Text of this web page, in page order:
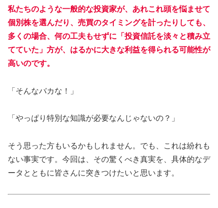
私たちのような一般的な投資家が、あれこれ頭を悩ませて
個別株を選んだり、売買のタイミングを計ったりしても、
多くの場合、何の工夫もせずに「投資信託を淡々と積み立
てていた」方が、はるかに大きな利益を得られる可能性が
高いのです。
「そんなバカな！」
「やっぱり特別な知識が必要なんじゃないの？」
そう思った方もいるかもしれません。でも、これは紛れも
ない事実です。今回は、その驚くべき真実を、具体的なデ
ータとともに皆さんに突きつけたいと思います。